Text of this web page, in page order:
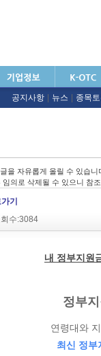
공지사항 뉴스 종목
을 자유롭게 올릴 수 있습니
의로 삭제될 수 있으니 참
기
수:3084
내 정부지원
정부
연령대와
최신 정부